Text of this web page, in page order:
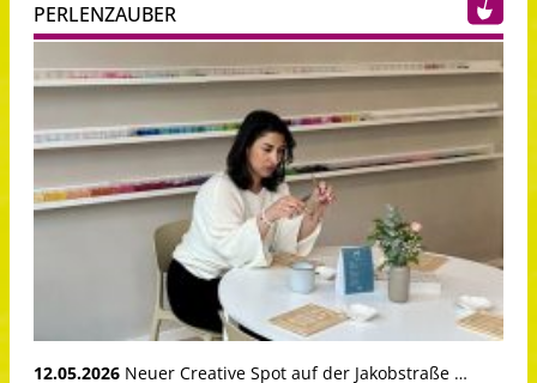
PERLENZAUBER
12.05.2026 Neuer Creative Spot auf der Jakobstraße …